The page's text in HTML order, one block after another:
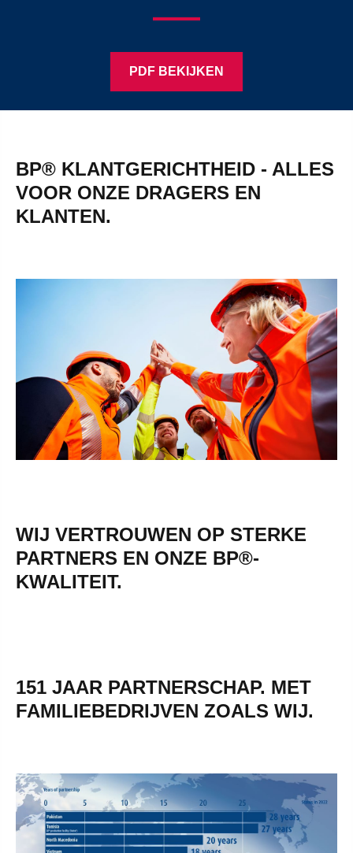
PDF BEKIJKEN
BP® KLANTGERICHTHEID - ALLES
VOOR ONZE DRAGERS EN
KLANTEN.
WIJ VERTROUWEN OP STERKE
PARTNERS EN ONZE BP®-
KWALITEIT.
151 JAAR PARTNERSCHAP. MET
FAMILIEBEDRIJVEN ZOALS WIJ.